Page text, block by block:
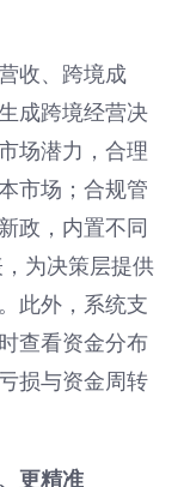
收、跨境成
成跨境经营决
场潜力，合理
市场；合规管
政，内置不同
为决策层提供
此外，系统支
查看资金分布
损与资金周转
更精准